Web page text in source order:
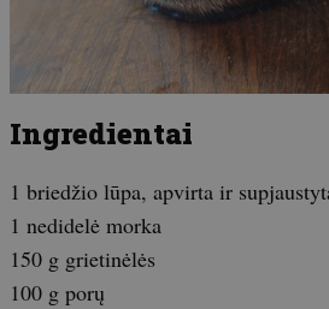
Ingredientai
1 briedžio lūpa, apvirta ir
1 nedidelė morka
150 g grietinėlės
100 g porų